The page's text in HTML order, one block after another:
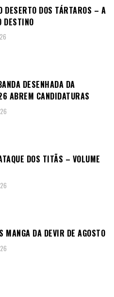
DESERTO DOS TÁRTAROS – A
DESTINO
DESENHADA DA
ABREM CANDIDATURAS
DOS TITÃS – VOLUME
MANGA DA DEVIR DE AGOSTO